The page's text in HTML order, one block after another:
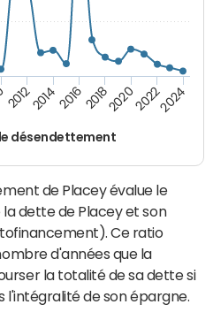
désendettement
2012201420162018202020222024
de Placey évalue le
dette de Placey et son
Ce ratio
d'années que la
la totalité de sa dette si
l'intégralité de son épargne.